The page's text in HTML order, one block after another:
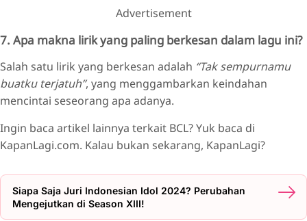
Advertisement
7. Apa makna lirik yang paling berkesan dalam lagu ini?
Salah satu lirik yang berkesan adalah “Tak sempurnamu
buatku terjatuh”, yang menggambarkan keindahan
mencintai seseorang apa adanya.
Ingin baca artikel lainnya terkait BCL? Yuk baca di
KapanLagi.com. Kalau bukan sekarang, KapanLagi?
Siapa Saja Juri Indonesian Idol 2024? Perubahan
Mengejutkan di Season XIII!